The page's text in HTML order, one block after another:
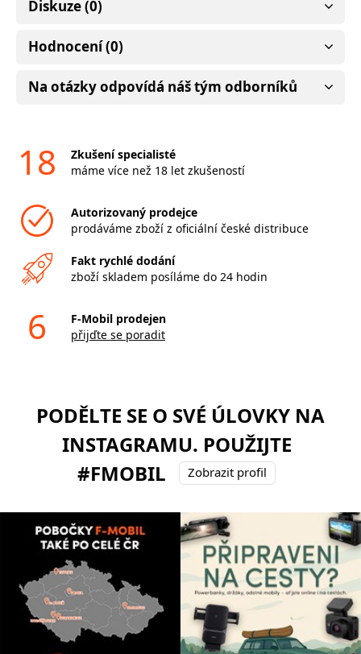
Diskuze (0)
Hodnocení (0)
Na otázky odpovídá náš tým odborníků
18
Zkušení specialisté
máme více než 18 let zkušeností
Autorizovaný prodejce
prodáváme zboží z oficiální české distribuce
Fakt rychlé dodání
zboží skladem posíláme do 24 hodin
6
F-Mobil prodejen
přijďte se poradit
PODĚLTE SE O SVÉ ÚLOVKY NA
INSTAGRAMU. POUŽIJTE
#FMOBIL
Zobrazit profil